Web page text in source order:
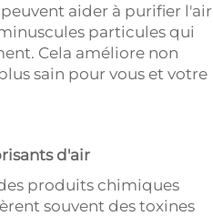
aider à purifier l'air
particules qui
Cela améliore non
sain pour vous et votre
d'air
produits chimiques
souvent des toxines